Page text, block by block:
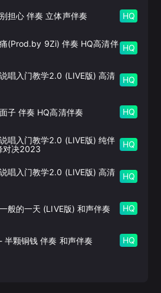
别担心 伴奏 立体声伴奏 HQ
痛(Prod.by 9Zi) 伴奏 HQ高清伴 HQ
说唱入门教学2.0 (LIVE版) 高清
HQ
面子 伴奏 HQ高清伴奏 HQ
说唱入门教学2.0 (LIVE版) 纯伴
对决2023
HQ
说唱入门教学2.0 (LIVE版) 高清
HQ
一般的一天 (LIVE版) 和声伴奏 HQ
半颗铜钱 伴奏 和声伴奏 HQ